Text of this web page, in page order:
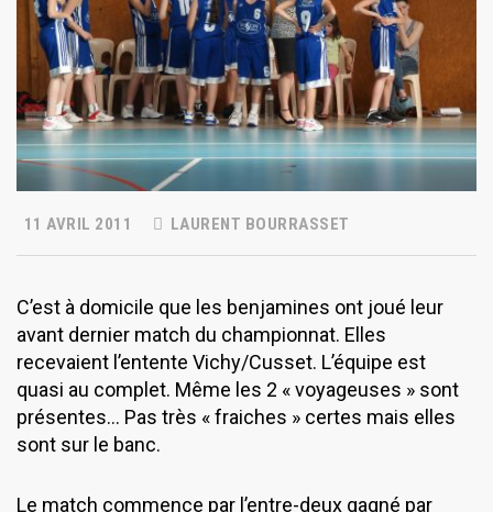
11 AVRIL 2011 LAURENT BOURRASSET
C’est à domicile que les benjamines ont joué leur
avant dernier match du championnat. Elles
recevaient l’entente Vichy/Cusset. L’équipe est
quasi au complet. Même les 2 « voyageuses » sont
présentes… Pas très « fraiches » certes mais elles
sont sur le banc.
Le match commence par l’entre-deux gagné par